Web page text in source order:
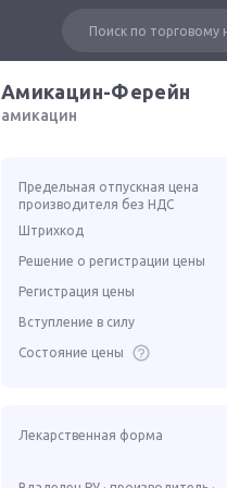
Амикацин-Ферейн
амикацин
Предельная отпускная цена
производителя без НДС
Штрихкод
Решение о регистрации цены
Регистрация цены
Вступление в силу
Состояние цены
Лекарственная форма